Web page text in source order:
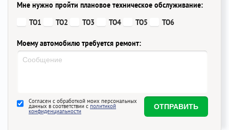
Мне нужно пройти плановое техническое обслуживание:
ТО1
ТО2 ТО3 ТО4 ТО5 ТО6
Моему автомобилю требуется ремонт:
Согласен с обработкой моих персональных
данных в соответствии с политикой
конфиденциальности